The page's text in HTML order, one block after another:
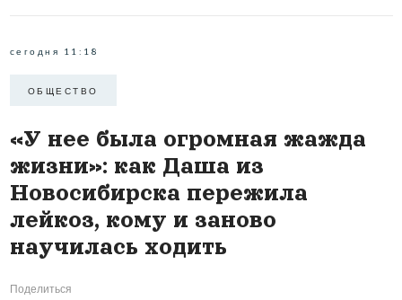
сегодня 11:18
ОБЩЕСТВО
«У нее была огромная жажда
жизни»: как Даша из
Новосибирска пережила
лейкоз, кому и заново
научилась ходить
Поделиться